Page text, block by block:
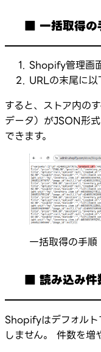
■ 一括取得の
Shopify管理画
URLの末尾に
すると、ストア内の
データ）がJSON形
できます。
一括取得の手順
■ 読み込み件
Shopifyはデフォルト
しません。 件数を増